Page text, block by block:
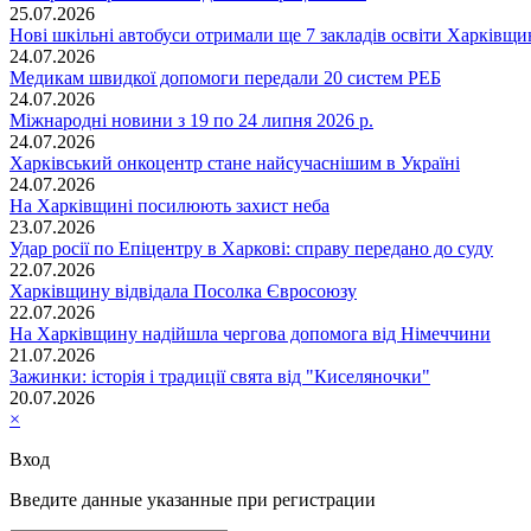
25.07.2026
Нові шкільні автобуси отримали ще 7 закладів освіти
24.07.2026
Медикам швидкої допомоги передали 20 систем РЕБ
24.07.2026
Міжнародні новини з 19 по 24 липня 2026 р.
24.07.2026
Харківський онкоцентр стане найсучаснішим в Україні
24.07.2026
На Харківщині посилюють захист неба
23.07.2026
Удар росії по Епіцентру в Харкові: справу передано до суду
22.07.2026
Харківщину відвідала Посолка Євросоюзу
22.07.2026
На Харківщину надійшла чергова допомога від Німеччини
21.07.2026
Зажинки: історія і традиції свята від "Киселяночки"
20.07.2026
×
Вход
Введите данные указанные при регистрации